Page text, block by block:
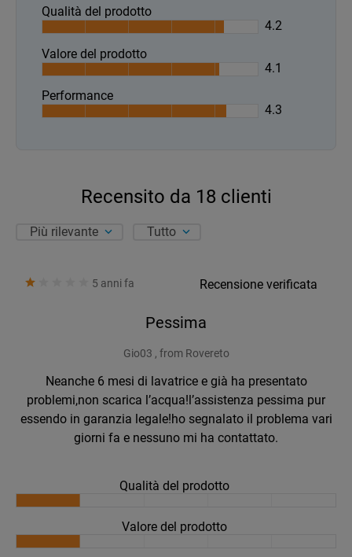
Qualità del prodotto
4.2
Valore del prodotto
4.1
Performance
4.3
Recensito da 18 clienti
Più rilevante Tutto
5 anni fa Recensione verificata
Pessima
Gio03 , from Rovereto
Neanche 6 mesi di lavatrice e già ha presentato
problemi,non scarica l’acqua!l’assistenza pessima pur
essendo in garanzia legale!ho segnalato il problema vari
giorni fa e nessuno mi ha contattato.
Qualità del prodotto
Valore del prodotto